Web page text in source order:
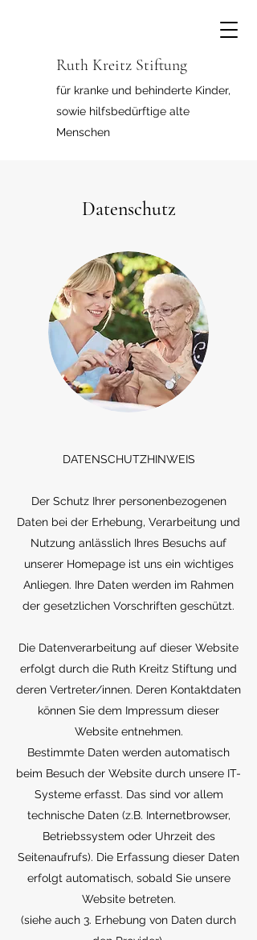
Ruth Kreitz Stiftung
für kranke und behinderte Kinder,
sowie hilfsbedürftige alte
Menschen
Datenschutz
DATENSCHUTZHINWEIS
Der Schutz Ihrer personenbezogenen
Daten bei der Erhebung, Verarbeitung und
Nutzung anlässlich Ihres Besuchs auf
unserer Homepage ist uns ein wichtiges
Anliegen. Ihre Daten werden im Rahmen
der gesetzlichen Vorschriften geschützt.
Die Datenverarbeitung auf dieser Website
erfolgt durch die Ruth Kreitz Stiftung und
deren Vertreter/innen. Deren Kontaktdaten
können Sie dem Impressum dieser
Website entnehmen.
Bestimmte Daten werden automatisch
beim Besuch der Website durch unsere IT-
Systeme erfasst. Das sind vor allem
technische Daten (z.B. Internetbrowser,
Betriebssystem oder Uhrzeit des
Seitenaufrufs). Die Erfassung dieser Daten
erfolgt automatisch, sobald Sie unsere
Website betreten.
(siehe auch 3. Erhebung von Daten durch